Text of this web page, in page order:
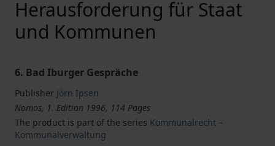
Herausforderung für Staat
und Kommunen
6. Bad Iburger Gespräche
Publisher Jörn Ipsen
Nomos, 1. Edition 1996, 114 Pages
The product is part of the series Kommunalrecht –
Kommunalverwaltung